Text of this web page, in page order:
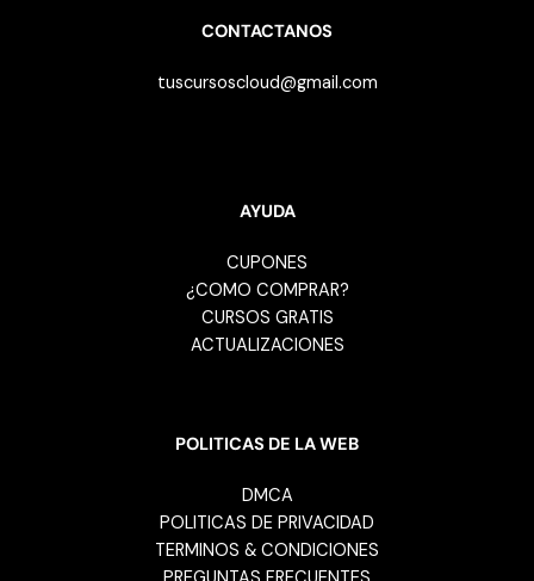
CONTACTANOS
tuscursoscloud@gmail.com
AYUDA
CUPONES
¿COMO COMPRAR?
CURSOS GRATIS
ACTUALIZACIONES
POLITICAS DE LA WEB
DMCA
POLITICAS DE PRIVACIDAD
TERMINOS & CONDICIONES